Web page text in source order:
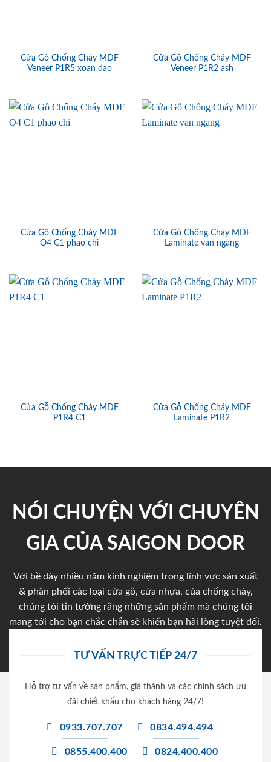
Cửa Gỗ Chống Cháy MDF
Veneer P1R5 xoan dao
Cửa Gỗ Chống Cháy MDF
Veneer P1R2 ash
Cửa Gỗ Chống Cháy MDF
O4 C1 phao chi
Cửa Gỗ Chống Cháy MDF
Laminate van ngang
Cửa Gỗ Chống Cháy MDF
P1R4 C1
Cửa Gỗ Chống Cháy MDF
Laminate P1R2
NÓI CHUYỆN VỚI CHUYÊN
GIA CỦA SAIGON DOOR
Với bề dày nhiều năm kinh nghiệm trong lĩnh vực sản xuất
& phân phối các loại cửa gỗ, cửa nhựa, của chống cháy,
chúng tôi tin tưởng rằng những sản phẩm mà chúng tôi
mang tới cho bạn chắc chắn sẽ khiến bạn hài lòng tuyệt đối.
TƯ VẤN TRỰC TIẾP 24/7
Hỗ trợ tư vấn về sản phẩm, giá thành và các chính sách ưu
đãi chiết khấu cho khách hàng 24/7!
0933.707.707 0834.494.494
0855.400.400 0824.400.400